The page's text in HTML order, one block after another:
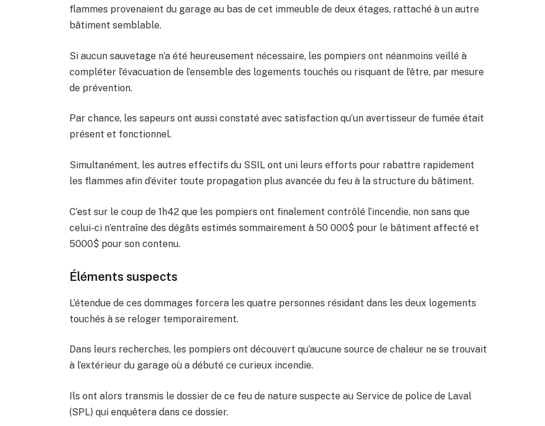
flammes provenaient du garage au bas de cet immeuble de deux étages, rattaché à un autre
bâtiment semblable.
Si aucun sauvetage n’a été heureusement nécessaire, les pompiers ont néanmoins veillé à
compléter l’évacuation de l’ensemble des logements touchés ou risquant de l’être, par mesure
de prévention.
Par chance, les sapeurs ont aussi constaté avec satisfaction qu’un avertisseur de fumée était
présent et fonctionnel.
Simultanément, les autres effectifs du SSIL ont uni leurs efforts pour rabattre rapidement
les flammes afin d’éviter toute propagation plus avancée du feu à la structure du bâtiment.
C’est sur le coup de 1h42 que les pompiers ont finalement contrôlé l’incendie, non sans que
celui-ci n’entraîne des dégâts estimés sommairement à 50 000$ pour le bâtiment affecté et
5000$ pour son contenu.
Éléments suspects
L’étendue de ces dommages forcera les quatre personnes résidant dans les deux logements
touchés à se reloger temporairement.
Dans leurs recherches, les pompiers ont découvert qu’aucune source de chaleur ne se trouvait
à l’extérieur du garage où a débuté ce curieux incendie.
Ils ont alors transmis le dossier de ce feu de nature suspecte au Service de police de Laval
(SPL) qui enquêtera dans ce dossier.